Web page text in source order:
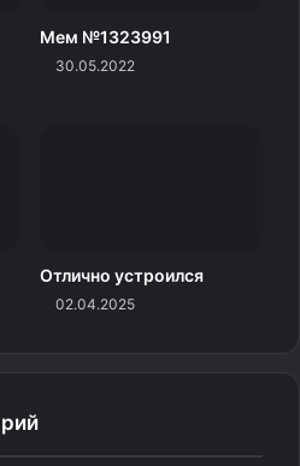
Мем №1323991
30.05.2022
Отлично устроился
02.04.2025